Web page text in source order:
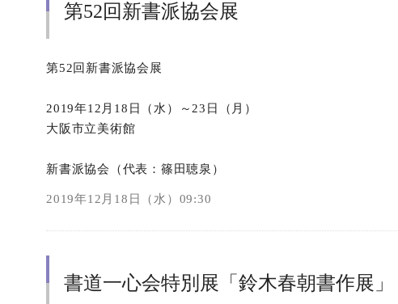
第52回新書派協会展
第52回新書派協会展
2019年12月18日（水）～23日（月）
大阪市立美術館
新書派協会（代表：篠田聴泉）
2019年12月18日（水）09:30
書道一心会特別展「鈴木春朝書作展」